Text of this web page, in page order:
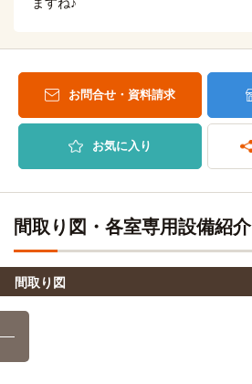
ますね♪
お問合せ・資料請求
お気に入り
間取り図・各室専用設備紹介
間取り図